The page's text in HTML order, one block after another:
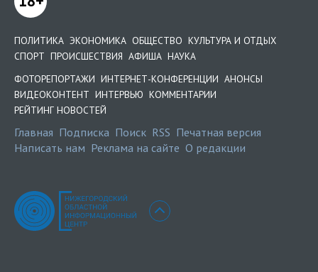
ПОЛИТИКА ЭКОНОМИКА ОБЩЕСТВО КУЛЬТУРА И ОТДЫХ
СПОРТ ПРОИСШЕСТВИЯ АФИША НАУКА
ФОТОРЕПОРТАЖИ ИНТЕРНЕТ-КОНФЕРЕНЦИИ АНОНСЫ
ВИДЕОКОНТЕНТ ИНТЕРВЬЮ КОММЕНТАРИИ
РЕЙТИНГ НОВОСТЕЙ
Главная Подписка Поиск RSS Печатная версия
Написать нам Реклама на сайте О редакции